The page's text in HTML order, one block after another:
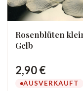
Rosenblüten
Gelb
2,90 €
AUSVERKAUFT